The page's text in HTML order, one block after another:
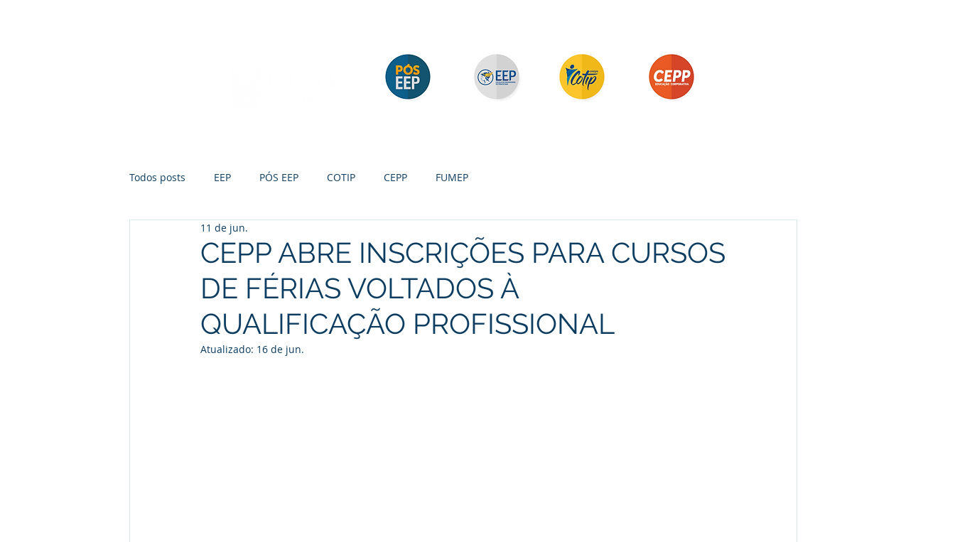
Todos posts EEP PÓS EEP COTIP CEPP FUMEP
CEPP ABRE INSCRIÇÕES PARA CURSOS
DE FÉRIAS VOLTADOS À
QUALIFICAÇÃO PROFISSIONAL
11 de jun.
Atualizado: 16 de jun.